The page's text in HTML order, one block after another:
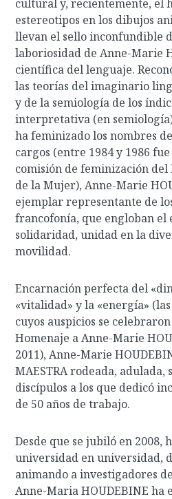
cultural y, recientemente, el
estereotipos en los dibujos
llevan el sello inconfundible
laboriosidad de Anne-Marie
científica del lenguaje.
las teorías del imaginario
y de la semiología de los
interpretativa (en
ha feminizado los nombres
cargos (entre 1984 y 1986
comisión de feminización
de la Mujer), Anne-Marie
ejemplar representante de
francofonía, que engloban
solidaridad, unidad en la
movilidad.
Encarnación perfecta del
«vitalidad» y la «energía»
cuyos auspicios se
Homenaje a Anne-Marie
2011), Anne-Marie
MAESTRA rodeada,
discípulos a los que dedicó
de 50 años de trabajo.
Desde que se jubiló en 2008,
universidad en universidad,
animando a investigadores
Anne-Maria HOUDEBINE ha